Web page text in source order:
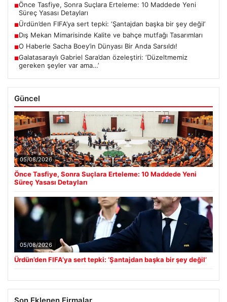
■Önce Tasfiye, Sonra Suçlara Erteleme: 10 Maddede Yeni
Süreç Yasası Detayları
■Ürdün’den FIFA’ya sert tepki: ‘Şantajdan başka bir şey değil’
■Dış Mekan Mimarisinde Kalite ve bahçe mutfağı Tasarımları
■O Haberle Sacha Boey’in Dünyası Bir Anda Sarsıldı!
■Galatasaraylı Gabriel Sara’dan özeleştiri: ‘Düzeltmemiz
gereken şeyler var ama…’
Güncel
05/08/2026
Önce Tasfiye, Sonra Suçlara Erteleme: 10 Maddede Yeni
Süreç Yasası Detayları
05/08/2026
Ürdün’den FIFA’ya sert tepki: ‘Şantajdan başka bir şey değil’